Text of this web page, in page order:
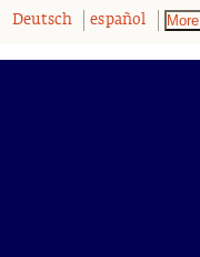
Deutsch español More